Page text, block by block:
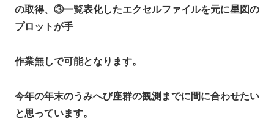
の取得、③一覧表化したエクセルファイルを元に星図の
プロットが手
作業無しで可能となります。
今年の年末のうみへび座群の観測までに間に合わせたい
と思っています。